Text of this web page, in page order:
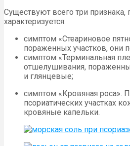
Существуют всего три
характеризуется:
симптом «Стеариновое
пораженных участков, они
симптом «Терминальная
отшелушивания,
и глянцевые;
симптом «Кровяная роса».
псориатических участках
кровяные капельки.